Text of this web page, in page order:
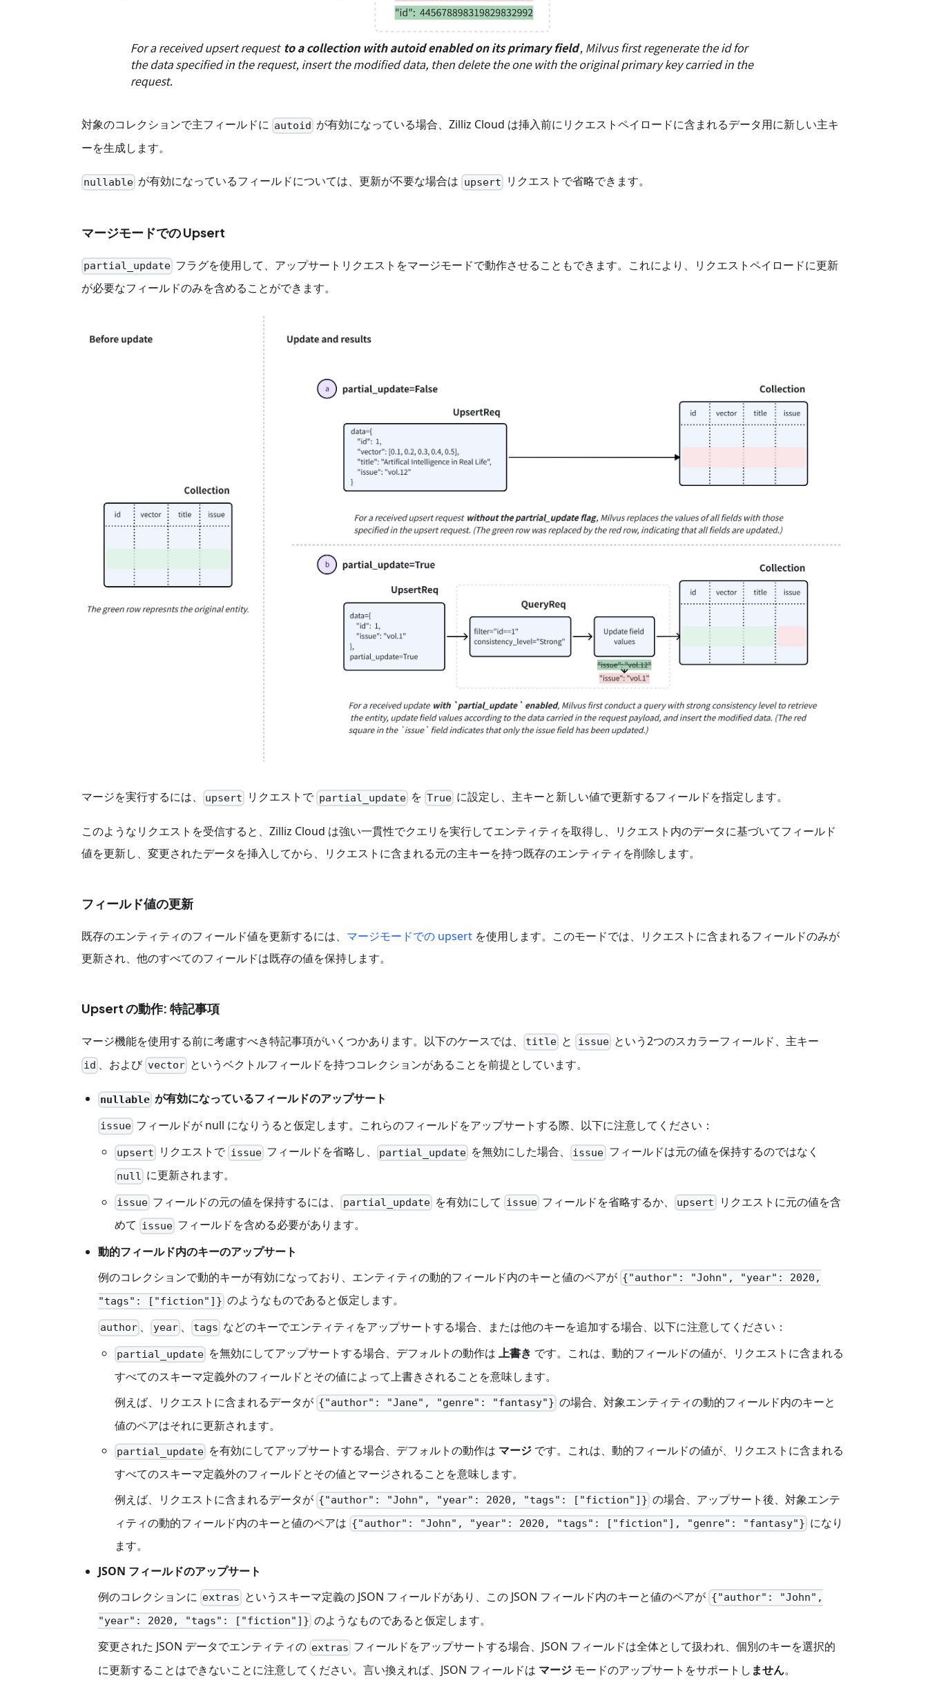
対象のコレクションで主フィールドに autoid が有効になっている場合、Zilliz Cloud は挿入前にリクエストペイロードに含まれるデータ用に新しい主キ
ーを生成します。
nullable が有効になっているフィールドについては、更新が不要な場合は upsert リクエストで省略できます。
マージモードでの Upsert
partial_update フラグを使用して、アップサートリクエストをマージモードで動作させることもできます。これにより、リクエストペイロードに更新
が必要なフィールドのみを含めることができます。
マージを実行するには、 upsert リクエストで partial_updateを True に設定し、主キーと新しい値で更新するフィールドを指定します。
このようなリクエストを受信すると、Zilliz Cloud は強い一貫性でクエリを実行してエンティティを取得し、リクエスト内のデータに基づいてフィールド
値を更新し、変更されたデータを挿入してから、リクエストに含まれる元の主キーを持つ既存のエンティティを削除します。
フィールド値の更新
既存のエンティティのフィールド値を更新するには、 マージモードでの upsert を使用します。このモードでは、リクエストに含まれるフィールドのみが
更新され、他のすべてのフィールドは既存の値を保持します。
Upsert の動作: 特記事項
マージ機能を使用する前に考慮すべき特記事項がいくつかあります。以下のケースでは、 title と issueという2つのスカラーフィールド、主キー
id 、および vectorというベクトルフィールドを持つコレクションがあることを前提としています。
nullable が有効になっているフィールドのアップサート
issue フィールドが null になりうると仮定します。これらのフィールドをアップサートする際、以下に注意してください：
upsert リクエストで issueフィールドを省略し、 partial_update を無効にした場合、 issueフィールドは元の値を保持するのではなく
null に更新されます。
issue フィールドの元の値を保持するには、 partial_updateを有効にして issue フィールドを省略するか、 upsert リクエストに元の値を含
めて issue フィールドを含める必要があります。
動的フィールド内のキーのアップサート
例のコレクションで動的キーが有効になっており、エンティティの動的フィールド内のキーと値のペアが {"author": "John", "year": 2020,
"tags": ["fiction"]} のようなものであると仮定します。
author 、 year、 tags などのキーでエンティティをアップサートする場合、または他のキーを追加する場合、以下に注意してください：
partial_update を無効にしてアップサートする場合、デフォルトの動作は上書き です。これは、動的フィールドの値が、リクエストに含まれる
すべてのスキーマ定義外のフィールドとその値によって上書きされることを意味します。
例えば、リクエストに含まれるデータが {"author": "Jane", "genre": "fantasy"} の場合、対象エンティティの動的フィールド内のキーと
値のペアはそれに更新されます。
partial_update を有効にしてアップサートする場合、デフォルトの動作は マージ です。これは、動的フィールドの値が、リクエストに含まれる
すべてのスキーマ定義外のフィールドとその値とマージされることを意味します。
例えば、リクエストに含まれるデータが {"author": "John", "year": 2020, "tags": ["fiction"]} の場合、アップサート後、対象エンテ
ィティの動的フィールド内のキーと値のペアは {"author": "John", "year": 2020, "tags": ["fiction"], "genre": "fantasy"} になり
ます。
JSON フィールドのアップサート
例のコレクションに extras というスキーマ定義の JSON フィールドがあり、この JSON フィールド内のキーと値のペアが {"author": "John",
"year": 2020, "tags": ["fiction"]} のようなものであると仮定します。
変更された JSON データでエンティティの extras フィールドをアップサートする場合、JSON フィールドは全体として扱われ、個別のキーを選択的
に更新することはできないことに注意してください。言い換えれば、JSON フィールドは マージ モードのアップサートをサポートし ません。